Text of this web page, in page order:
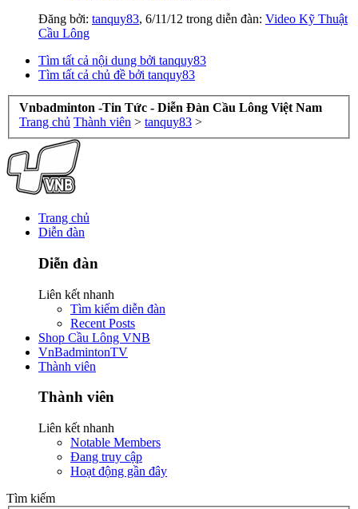
Đăng bởi: tanquy83, 6/11/12 trong diễn đàn: Video Kỹ Thuật
Cầu Lông
Tìm tất cả nội dung bởi tanquy83
Tìm tất cả chủ đề bởi tanquy83
Vnbadminton -Tin Tức - Diễn Đàn Cầu Lông Việt Nam
Trang chủ Thành viên > tanquy83 >
Trang chủ
Diễn đàn
Diễn đàn
Liên kết nhanh
Tìm kiếm diễn đàn
Recent Posts
Shop Cầu Lông VNB
VnBadmintonTV
Thành viên
Thành viên
Liên kết nhanh
Notable Members
Đang truy cập
Hoạt động gần đây
Tìm kiếm